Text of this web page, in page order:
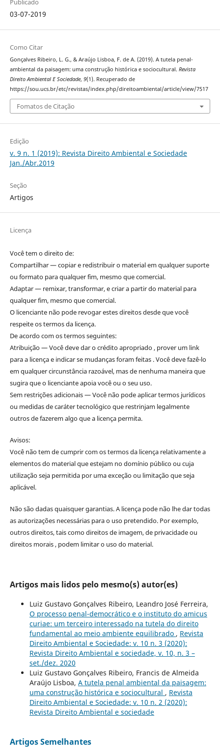
Publicado
03-07-2019
Como Citar
Gonçalves Ribeiro, L. G., & Araújo Lisboa, F. de A. (2019). A tutela penal-
ambiental da paisagem: uma construção histórica e sociocultural. Revista
Direito Ambiental E Sociedade, 9(1). Recuperado de
https://sou.ucs.br/etc/revistas/index.php/direitoambiental/article/view/7517
Fomatos de Citação
Edição
v. 9 n. 1 (2019): Revista Direito Ambiental e Sociedade
Jan./Abr.2019
Seção
Artigos
Licença
Você tem o direito de:
Compartilhar — copiar e redistribuir o material em qualquer suporte
ou formato para qualquer fim, mesmo que comercial.
Adaptar — remixar, transformar, e criar a partir do material para
qualquer fim, mesmo que comercial.
O licenciante não pode revogar estes direitos desde que você
respeite os termos da licença.
De acordo com os termos seguintes:
Atribuição — Você deve dar o crédito apropriado , prover um link
para a licença e indicar se mudanças foram feitas . Você deve fazê-lo
em qualquer circunstância razoável, mas de nenhuma maneira que
sugira que o licenciante apoia você ou o seu uso.
Sem restrições adicionais — Você não pode aplicar termos jurídicos
ou medidas de caráter tecnológico que restrinjam legalmente
outros de fazerem algo que a licença permita.
Avisos:
Você não tem de cumprir com os termos da licença relativamente a
elementos do material que estejam no domínio público ou cuja
utilização seja permitida por uma exceção ou limitação que seja
aplicável.
Não são dadas quaisquer garantias. A licença pode não lhe dar todas
as autorizações necessárias para o uso pretendido. Por exemplo,
outros direitos, tais como direitos de imagem, de privacidade ou
direitos morais , podem limitar o uso do material.
Artigos mais lidos pelo mesmo(s) autor(es)
Luiz Gustavo Gonçalves Ribeiro, Leandro José Ferreira,
O processo penal-democrático e o instituto do amicus
curiae: um terceiro interessado na tutela do direito
fundamental ao meio ambiente equilibrado , Revista
Direito Ambiental e Sociedade: v. 10 n. 3 (2020):
Revista Direito Ambiental e sociedade, v. 10, n. 3 –
set./dez. 2020
Luiz Gustavo Gonçalves Ribeiro, Francis de Almeida
Araújo Lisboa, A tutela penal ambiental da paisagem:
uma construção histórica e sociocultural , Revista
Direito Ambiental e Sociedade: v. 10 n. 2 (2020):
Revista Direito Ambiental e sociedade
Artigos Semelhantes